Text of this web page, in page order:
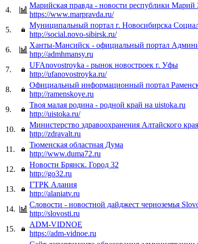
4.
Марийская правда - новости республики Марий
https://www.marpravda.ru/
5.
Муниципальный портал г. Новосибирска
http://social.novo-sibirsk.ru/
6.
Ханты-Мансийск - официальный портал
http://admhmansy.ru
7.
UFAnovostroyka - рынок новостроек г. Уфы
http://ufanovostroyka.ru/
8.
Официальный информационный портал
http://ramenskoye.ru
9.
Твоя малая родина - родной край на uistoka.ru
http://uistoka.ru/
10.
Министерство здравоохранения Алтайского края
http://zdravalt.ru
11.
Тюменская областная Дума
http://www.duma72.ru
12.
Новости Брянск. Город 32
http://go32.ru
13.
ГТРК Алания
http://alaniatv.ru
14.
Словости - новостной дайджест черноземья
http://slovosti.ru
15.
ADM-VIDNOE
https://adm-vidnoe.ru